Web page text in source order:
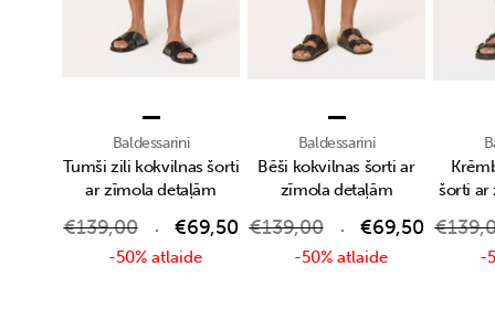
Baldessarini
Tumši zili kokvilnas šorti
ar zīmola detaļām
€139,00 €69,50
-50% atlaide
Baldessarini
Bēši kokvilnas šorti ar
zīmola detaļām
€139,00 €69,50
-50% atlaide
šorti ar
€
-